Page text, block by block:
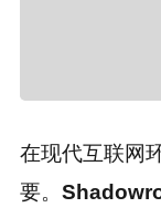
在现代互联网
要。